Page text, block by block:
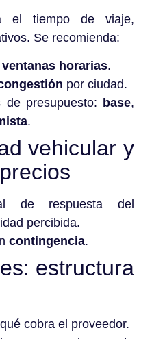
el tiempo de viaje,
Se recomienda:
ventanas horarias.
por ciudad.
de presupuesto: base,
.
vehicular y
de respuesta del
percibida.
contingencia.
estructura
cobra el proveedor.